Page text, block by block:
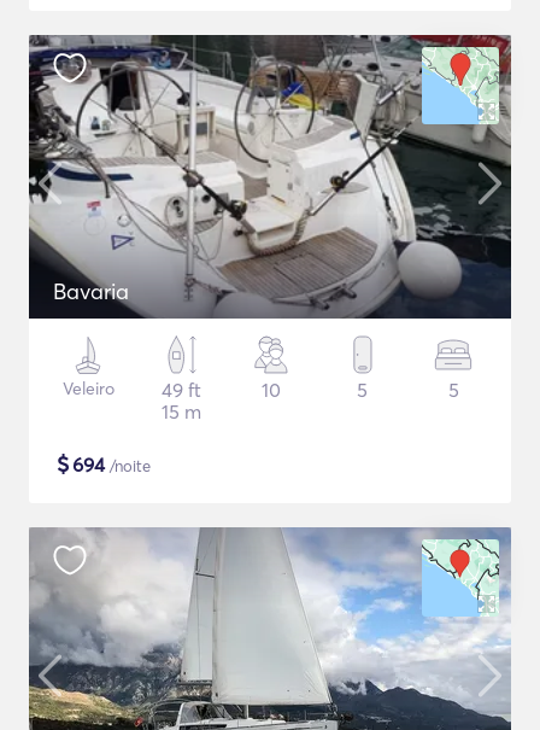
Bavaria
Veleiro
49 ft
15 m
10 5 5
$694/noite